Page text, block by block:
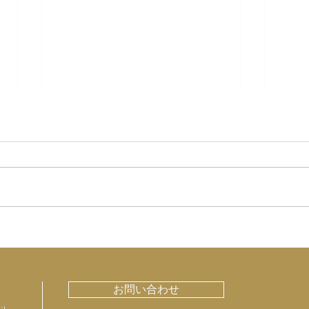
る
お問い合わせ